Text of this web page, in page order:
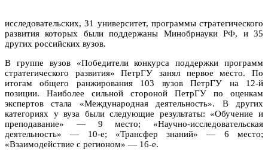
исследовательских, 31 университет, программы стратегического
развития которых были поддержаны Минобрнауки РФ, и 35
других российских вузов.
В группе вузов «Победители конкурса поддержки программ
стратегического развития» ПетрГУ занял первое место. По
итогам общего ранжирования 103 вузов ПетрГУ на 12-й
позиции. Наиболее сильной стороной ПетрГУ по оценкам
экспертов стала «Международная деятельность». В других
категориях у вуза были следующие результаты: «Обучение и
преподавание» — 9 место; «Научно-исследовательская
деятельность» — 10-е; «Трансфер знаний» — 6 место;
«Взаимодействие с регионом» — 16-е.